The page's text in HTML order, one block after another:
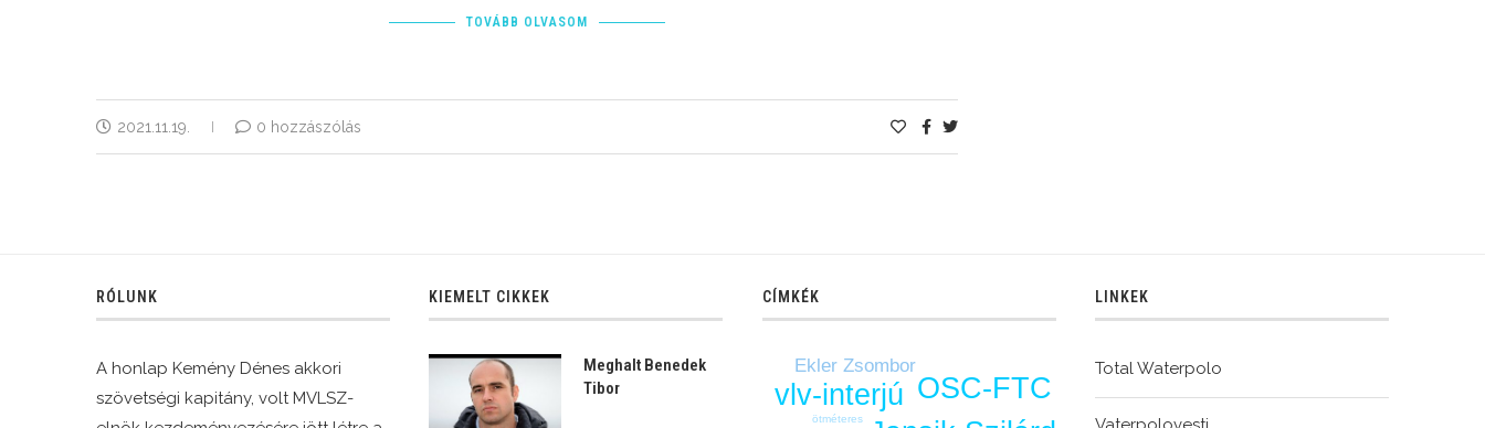
TOVÁBB OLVASOM
2021.11.19. 0 hozzászólás
RÓLUNK
A honlap Kemény Dénes akkori
szövetségi kapitány, volt MVLSZ-
KIEMELT CIKKEK
Meghalt Benedek
Tibor
CÍMKÉK
OSC-FTC
vlv-interjú
Ekler Zsombor
ötméteres
LINKEK
Total Waterpolo